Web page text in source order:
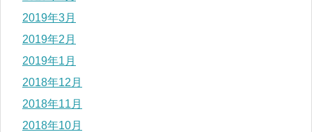
2019年3月
2019年2月
2019年1月
2018年12月
2018年11月
2018年10月